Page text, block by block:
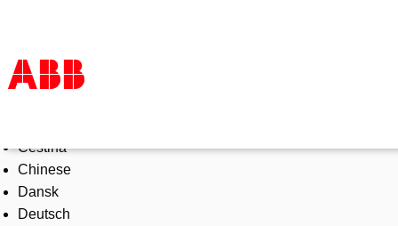
Products & Solutions
Industries
Services
About us
Čeština
Chinese
Dansk
Deutsch